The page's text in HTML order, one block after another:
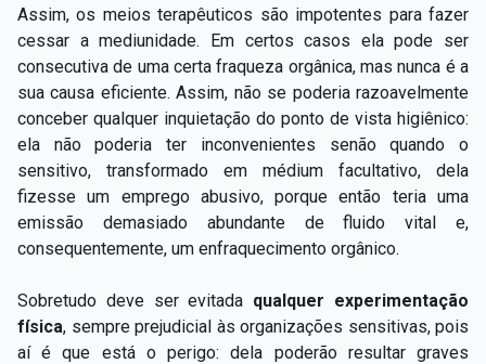
Assim, os meios terapêuticos são impotentes para fazer
cessar a mediunidade. Em certos casos ela pode ser
consecutiva de uma certa fraqueza orgânica, mas nunca é a
sua causa eficiente. Assim, não se poderia razoavelmente
conceber qualquer inquietação do ponto de vista higiênico:
ela não poderia ter inconvenientes senão quando o
sensitivo, transformado em médium facultativo, dela
fizesse um emprego abusivo, porque então teria uma
emissão demasiado abundante de fluido vital e,
consequentemente, um enfraquecimento orgânico.
Sobretudo deve ser evitada qualquer experimentação
física, sempre prejudicial às organizações sensitivas, pois
aí é que está o perigo: dela poderão resultar graves